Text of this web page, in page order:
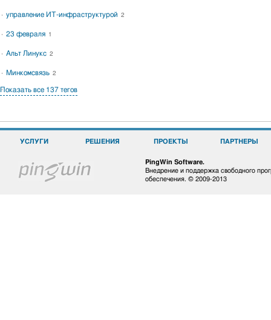
управление ИТ-инфраструктурой 2
23 февраля 1
Альт Линукс 2
Минкомсвязь 2
Показать все 137 тегов
УСЛУГИ РЕШЕНИЯ ПРОЕКТЫ ПАРТНЕРЫ
PingWin Software.
Внедрение и поддержка свободного
обеспечения. © 2009-2013